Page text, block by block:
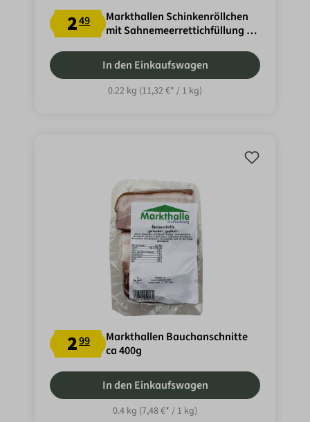
249
Markthallen Schinkenröllchen
mit Sahnemeerrettichfüllung ca
In den Einkaufswagen
0.22 kg (11,32 €* / 1 kg)
299
Markthallen Bauchanschnitte
ca 400g
In den Einkaufswagen
0.4 kg (7,48 €* / 1 kg)